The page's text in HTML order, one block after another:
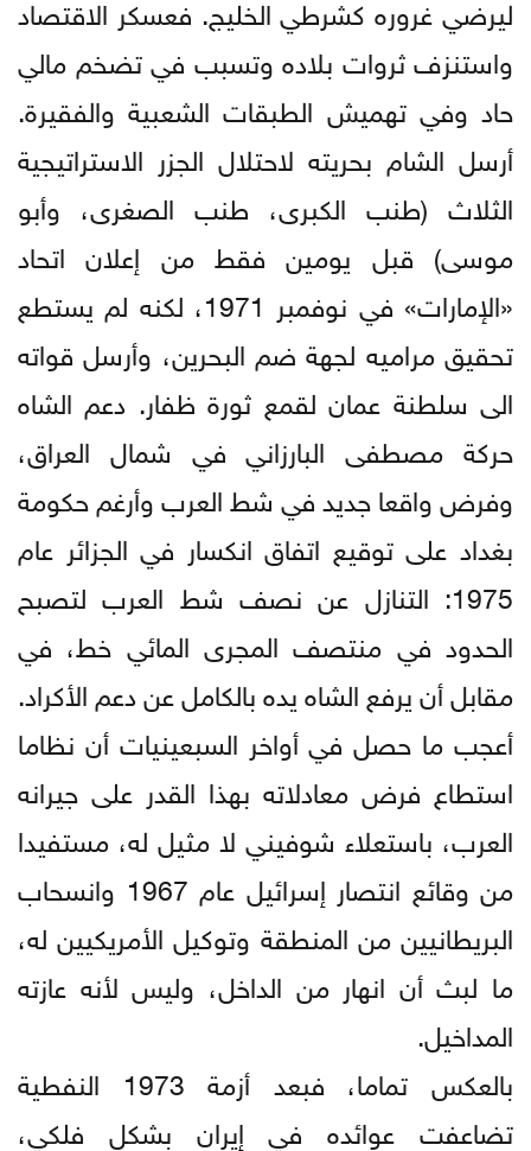
ليرضي غروره كشرطي الخليج. فعسكر الاقتصاد
واستنزف ثروات بلاده وتسبب في تضخم مالي
حاد وفي تهميش الطبقات الشعبية والفقيرة.
أرسل الشام بحريته لاحتلال الجزر الاستراتيجية
الثلاث (طنب الكبرى، طنب الصغرى، وأبو
موسى) قبل يومين فقط من إعلان اتحاد
«الإمارات» في نوفمبر 1971، لكنه لم يستطع
تحقيق مراميه لجهة ضم البحرين، وأرسل قواته
الى سلطنة عمان لقمع ثورة ظفار. دعم الشاه
حركة مصطفى البارزاني في شمال العراق،
وفرض واقعا جديد في شط العرب وأرغم حكومة
بغداد على توقيع اتفاق انكسار في الجزائر عام
1975: التنازل عن نصف شط العرب لتصبح
الحدود في منتصف المجرى المائي خط، في
مقابل أن يرفع الشاه يده بالكامل عن دعم الأكراد.
أعجب ما حصل في أواخر السبعينيات أن نظاما
استطاع فرض معادلاته بهذا القدر على جيرانه
العرب، باستعلاء شوفيني لا مثيل له، مستفيدا
من وقائع انتصار إسرائيل عام 1967 وانسحاب
البريطانيين من المنطقة وتوكيل الأمريكيين له،
ما لبث أن انهار من الداخل، وليس لأنه عازته
المداخيل.
بالعكس تماما، فبعد أزمة 1973 النفطية
تضاعفت عوائده في إيران بشكل فلكي،